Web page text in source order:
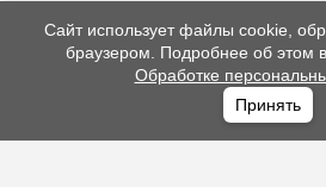
Избранное
необходимо покинуть наш сайт.
Сайт использует файлы cookie,
браузером. Подробнее об этом
Обработке
Принять